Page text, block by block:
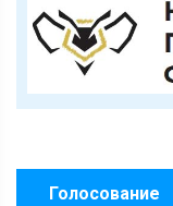
Голосование